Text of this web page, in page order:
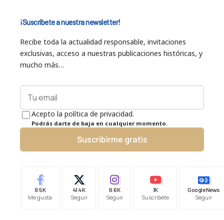
¡Suscríbete a nuestra newsletter!
Recibe toda la actualidad responsable, invitaciones
exclusivas, acceso a nuestras publicaciones históricas, y
mucho más…
Acepto la política de privacidad.
Podrás darte de baja en cualquier momento.
Suscribirme gratis
9.5K
Me gusta
41.4K
Seguir
6.6K
Seguir
1K
Suscríbete
Google News
Seguir